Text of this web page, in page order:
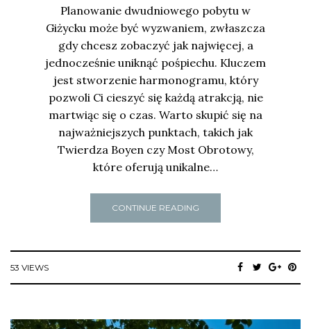
Planowanie dwudniowego pobytu w
Giżycku może być wyzwaniem, zwłaszcza
gdy chcesz zobaczyć jak najwięcej, a
jednocześnie uniknąć pośpiechu. Kluczem
jest stworzenie harmonogramu, który
pozwoli Ci cieszyć się każdą atrakcją, nie
martwiąc się o czas. Warto skupić się na
najważniejszych punktach, takich jak
Twierdza Boyen czy Most Obrotowy,
które oferują unikalne…
CONTINUE READING
53 VIEWS